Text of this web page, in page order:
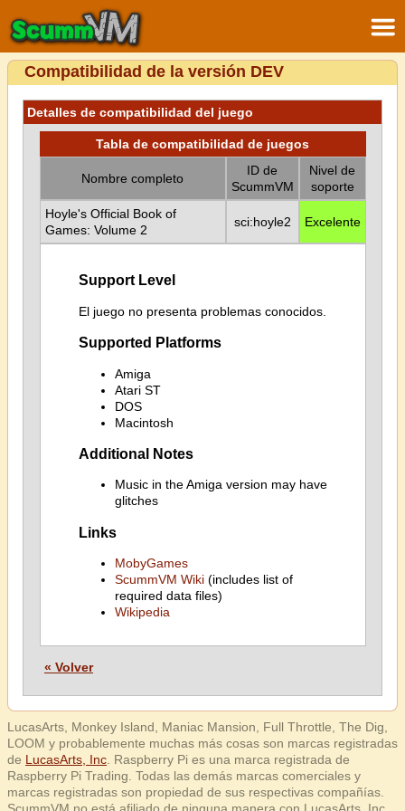
Compatibilidad de la versión DEV
Detalles de compatibilidad del juego
Tabla de compatibilidad de juegos
Nombre completo
ID de
ScummVM
Nivel de
soporte
Hoyle's Official Book of
Games: Volume 2
sci:hoyle2 Excelente
Support Level
El juego no presenta problemas conocidos.
Supported Platforms
Amiga
Atari ST
DOS
Macintosh
Additional Notes
Music in the Amiga version may have
glitches
Links
MobyGames
ScummVM Wiki(includes list of
required data files)
Wikipedia
« Volver
LucasArts, Monkey Island, Maniac Mansion, Full Throttle, The Dig,
LOOM y probablemente muchas más cosas son marcas registradas
de LucasArts, Inc . Raspberry Pi es una marca registrada de
Raspberry Pi Trading. Todas las demás marcas comerciales y
marcas registradas son propiedad de sus respectivas compañías.